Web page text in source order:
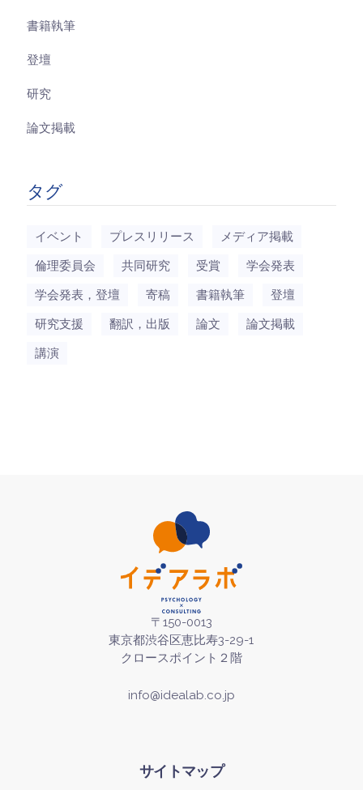
書籍執筆
登壇
研究
論文掲載
タグ
イベント プレスリリース
メディア掲載
倫理委員会
共同研究 受賞
学会発表
学会発表，登壇
寄稿 書籍執筆
登壇
研究支援
翻訳，出版 論文
論文掲載
講演
〒150-0013
東京都渋谷区恵比寿3-29-1
クロースポイント２階
info@idealab.co.jp
サイトマップ